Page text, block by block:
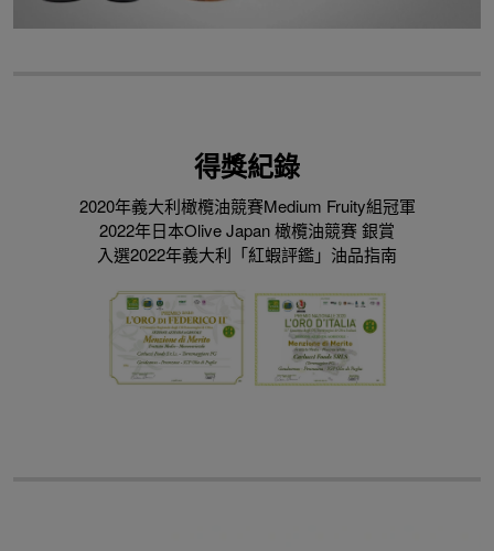
得獎紀錄
2020年義大利橄欖油競賽Medium Fruity組冠軍
2022年日本Olive Japan 橄欖油競賽 銀賞
入選2022年義大利「紅蝦評鑑」油品指南